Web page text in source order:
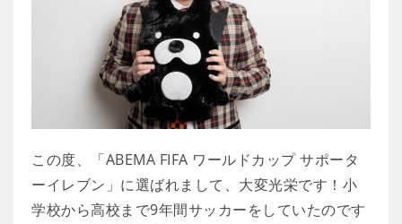
この度、「ABEMA FIFA ワールドカップ サポータ
ーイレブン」に選ばれまして、大変光栄です！小
学校から高校まで9年間サッカーをしていたのです